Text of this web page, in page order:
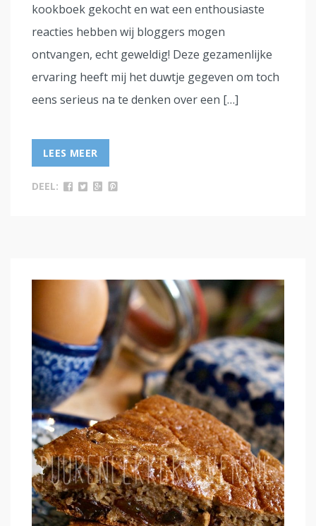
kookboek gekocht en wat een enthousiaste
reacties hebben wij bloggers mogen
ontvangen, echt geweldig! Deze gezamenlijke
ervaring heeft mij het duwtje gegeven om toch
eens serieus na te denken over een […]
LEES MEER
DEEL: